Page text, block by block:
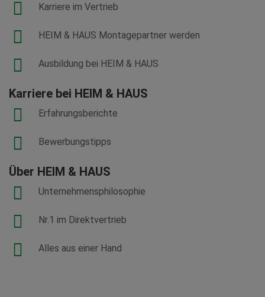
Karriere im Vertrieb
HEIM & HAUS Montagepartner werden
Ausbildung bei HEIM & HAUS
Karriere bei HEIM & HAUS
Erfahrungsberichte
Bewerbungstipps
Über HEIM & HAUS
Unternehmensphilosophie
Nr.1 im Direktvertrieb
Alles aus einer Hand